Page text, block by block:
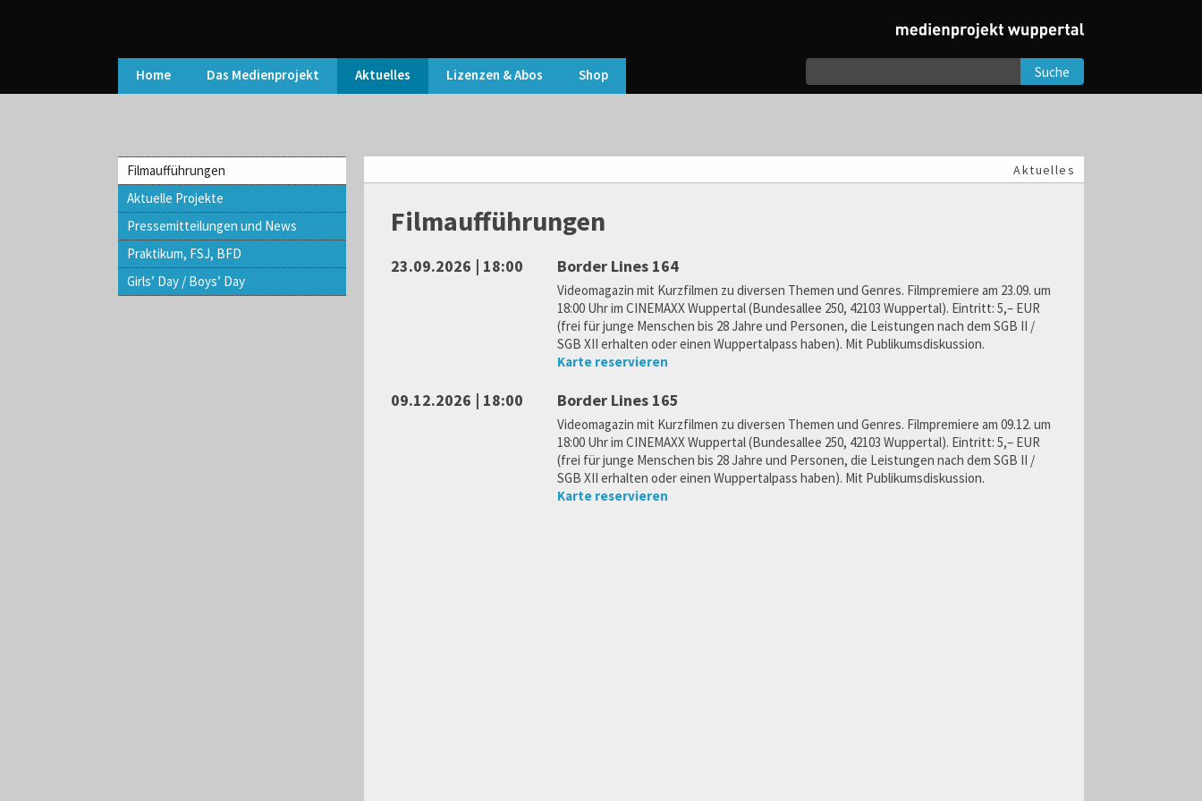
Home Das Medienprojekt Aktuelles Lizenzen & Abos Shop Suche
Aktuelles
Filmaufführungen
23.09.2026 | 18:00 Border Lines 164
Videomagazin mit Kurzfilmen zu diversen Themen und Genres. Filmpremiere am 23.09. um
18:00 Uhr im CINEMAXX Wuppertal (Bundesallee 250, 42103 Wuppertal). Eintritt: 5,– EUR
(frei für junge Menschen bis 28 Jahre und Personen, die Leistungen nach dem SGB II /
SGB XII erhalten oder einen Wuppertalpass haben). Mit Publikumsdiskussion.
Karte reservieren
09.12.2026 | 18:00 Border Lines 165
Videomagazin mit Kurzfilmen zu diversen Themen und Genres. Filmpremiere am 09.12. um
18:00 Uhr im CINEMAXX Wuppertal (Bundesallee 250, 42103 Wuppertal). Eintritt: 5,– EUR
(frei für junge Menschen bis 28 Jahre und Personen, die Leistungen nach dem SGB II /
SGB XII erhalten oder einen Wuppertalpass haben). Mit Publikumsdiskussion.
Karte reservieren
Filmaufführungen
Aktuelle Projekte
Pressemitteilungen und News
Praktikum, FSJ, BFD
Girls’ Day / Boys’ Day